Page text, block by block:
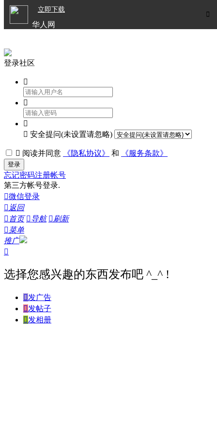

立即下载
华人网
登录社区



 安全提问(未设置请忽略)
 阅读并同意 《隐私协议》 和 《服务条款》
登录
忘记密码注册帐号
第三方帐号登录.
微信登录
 返回
 首页 导航 刷新
菜单
推广

选择您感兴趣的东西发布吧 ^_^ !
发广告
发帖子
发相册